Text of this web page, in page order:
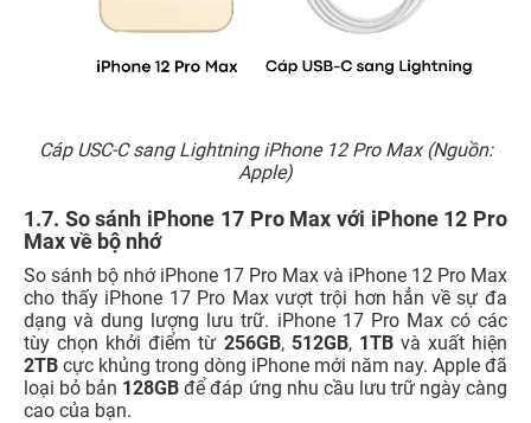
Cáp USC-C sang Lightning iPhone 12 Pro Max (Nguồn:
Apple)
1.7. So sánh iPhone 17 Pro Max với iPhone 12 Pro
Max về bộ nhớ
So sánh bộ nhớ iPhone 17 Pro Max và iPhone 12 Pro Max
cho thấy iPhone 17 Pro Max vượt trội hơn hẳn về sự đa
dạng và dung lượng lưu trữ. iPhone 17 Pro Max có các
tùy chọn khởi điểm từ 256GB, 512GB,1TB và xuất hiện
2TB cực khủng trong dòng iPhone mới năm nay. Apple đã
loại bỏ bản 128GB để đáp ứng nhu cầu lưu trữ ngày càng
cao của bạn.